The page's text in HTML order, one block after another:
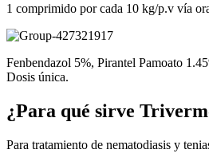
1 comprimido por cada 10 kg/p.v vía
Fenbendazol 5%, Pirantel Pamoato
Dosis única.
¿Para qué sirve
Para tratamiento de nematodiasis y